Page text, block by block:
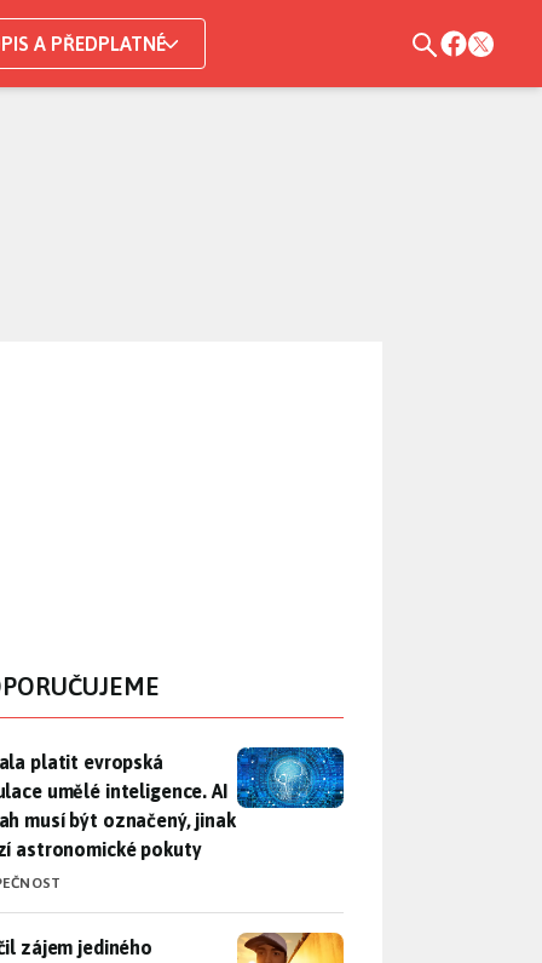
A PŘEDPLATNÉ
platit evropská regulace umělé inteligence. AI obsah
platit evropská
umělé inteligence. AI
musí být označený, jinak
astronomické pokuty
zájem jediného uživatele. Japonský vývojář přidá do hry
zájem jediného